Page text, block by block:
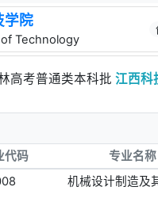
学院
Technology
高考普通类本科批 江西科
代码 专业名称
机械设计制造及